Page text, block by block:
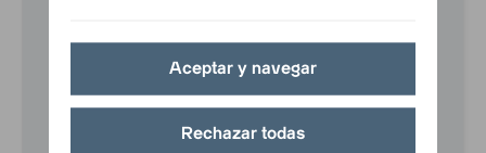
Desde la Estación de tren de Oviedo (RENFE), el hotel
está a 7 minutos a pie, aproximadamente 600 metros. Sal
izquierda en la Calle Covadonga y llegarás a tu destino.
Aceptar y navegar
Rechazar todas